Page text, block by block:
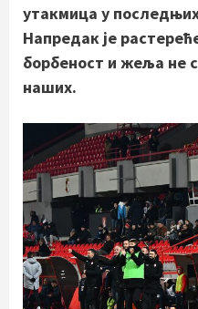
утакмица у
Напредак је
борбеност и жеља не
наших.